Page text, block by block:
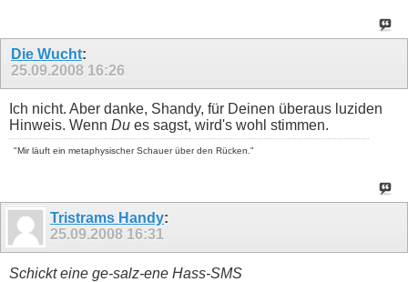
Die Wucht:
25.09.2008 16:26
Ich nicht. Aber danke, Shandy, für Deinen überaus luziden
Hinweis. Wenn Du es sagst, wird's wohl stimmen.
"Mir läuft ein metaphysischer Schauer über den Rücken."
Tristrams Handy:
25.09.2008 16:31
Schickt eine ge-salz-ene Hass-SMS